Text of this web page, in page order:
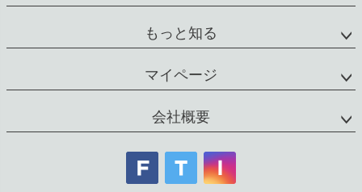
もっと知る
マイページ
会社概要